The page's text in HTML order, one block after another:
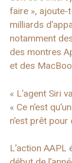
faire », ajoute-
milliards
notamment
des montres
et des
« L’agent Siri
« Ce n’est
n’est prêt pour
L’action